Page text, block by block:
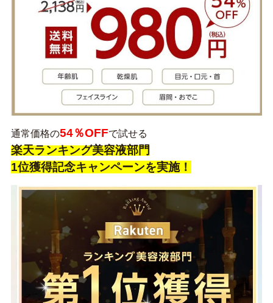
通常価格の54％OFFで試せる
楽天ランキング美容液部門
1位獲得記念キャンペーンを実施！